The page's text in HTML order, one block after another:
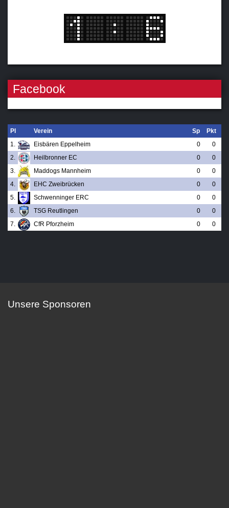
Facebook
Pl Verein Sp
Pkt
1.
Eisbären Eppelheim 0
0
2.
Heilbronner EC 0
0
3.
Maddogs Mannheim 0
0
4.
EHC Zweibrücken 0
0
5.
Schwenninger ERC 0
0
6.
TSG Reutlingen 0
0
7.
CfR Pforzheim 0 0
Unsere Sponsoren